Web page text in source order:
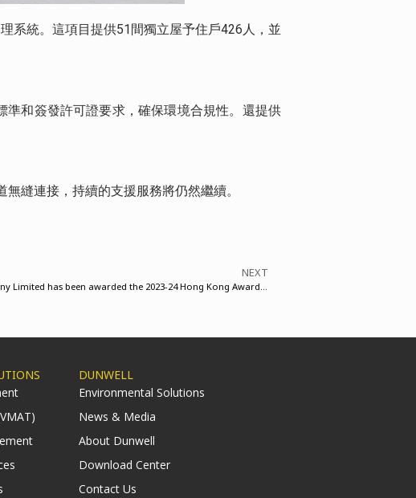
系統。這項目提供51間獨立屋予住戶426人，並
和簽發許可證要求，確保環境合規性。還提供
縫連接，持續的支援服務將仍然繼續。
NEXT
DUNWELL
Environmental Solutions
News & Media
About Dunwell
Download Center
Contact Us